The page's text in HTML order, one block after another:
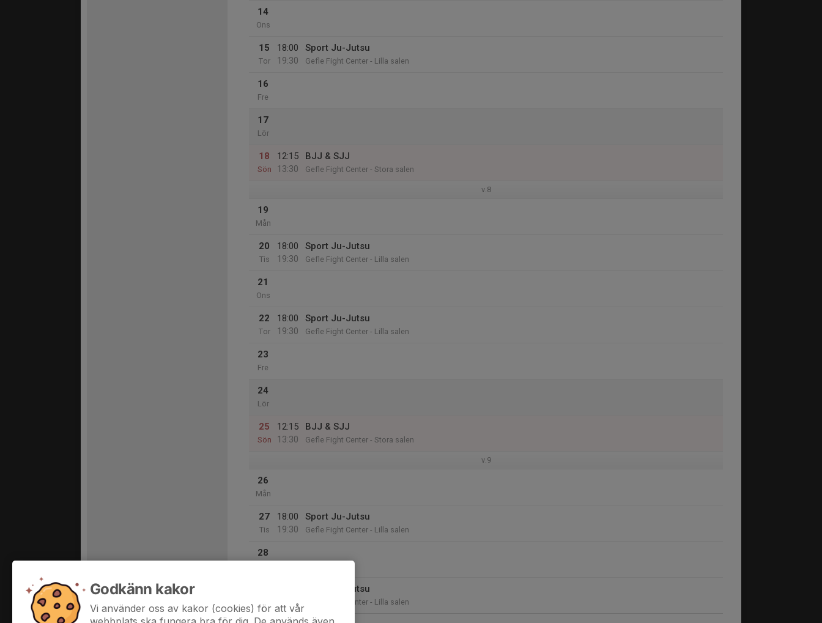
14
Ons
15
Tor
18:00
19:30
Sport Ju-Jutsu
Gefle Fight Center - Lilla salen
16
Fre
17
Lör
18
Sön
12:15
13:30
BJJ & SJJ
Gefle Fight Center - Stora salen
v.8
19
Mån
20
Tis
18:00
19:30
Sport Ju-Jutsu
Gefle Fight Center - Lilla salen
21
Ons
22
Tor
18:00
19:30
Sport Ju-Jutsu
Gefle Fight Center - Lilla salen
23
Fre
24
Lör
25
Sön
12:15
13:30
BJJ & SJJ
Gefle Fight Center - Stora salen
v.9
26
Mån
27
Tis
18:00
19:30
Sport Ju-Jutsu
Gefle Fight Center - Lilla salen
28
19:30
Sport Ju-Jutsu
Gefle Fight Center - Lilla salen
Godkänn kakor
Vi använder oss av kakor (cookies) för att vår